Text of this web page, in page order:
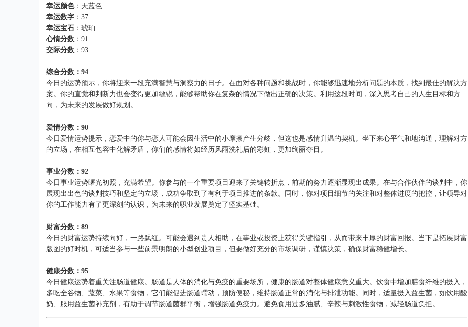
幸运颜色：天蓝色
幸运数字 ：37
幸运宝石 ：琥珀
心情分数 ：91
交际分数 ：93
综合分数：94
今日的运势预示，你将迎来一段充满智慧与洞察力的日子。在面对各种问题和挑战时，你能够迅速地分析问题的本质，找到最佳的解决方
案。你的直觉和判断力也会变得更加敏锐，能够帮助你在复杂的情况下做出正确的决策。利用这段时间，深入思考自己的人生目标和方
向，为未来的发展做好规划。
爱情分数：90
今日爱情运势提示，恋爱中的你与恋人可能会因生活中的小摩擦产生分歧，但这也是感情升温的契机。坐下来心平气和地沟通，理解对方
的立场，在相互包容中化解矛盾，你们的感情将如经历风雨洗礼后的彩虹，更加绚丽夺目。
事业分数：92
今日事业运势曙光初照，充满希望。你参与的一个重要项目迎来了关键转折点，前期的努力逐渐显现出成果。在与合作伙伴的谈判中，你
展现出出色的谈判技巧和坚定的立场，成功争取到了有利于项目推进的条款。同时，你对项目细节的关注和对整体进度的把控，让领导对
你的工作能力有了更深刻的认识，为未来的职业发展奠定了坚实基础。
财富分数：89
今日的财富运势持续向好，一路飘红。可能会遇到贵人相助，在事业或投资上获得关键指引，从而带来丰厚的财富回报。当下是拓展财富
版图的好时机，可适当参与一些前景明朗的小型创业项目，但要做好充分的市场调研，谨慎决策，确保财富稳健增长。
健康分数：95
今日健康运势着重关注肠道健康。肠道是人体的消化与免疫的重要场所，健康的肠道对整体健康意义重大。饮食中增加膳食纤维的摄入，
多吃全谷物、蔬菜、水果等食物，它们能促进肠道蠕动，预防便秘，维持肠道正常的消化与排泄功能。同时，适量摄入益生菌，如饮用酸
奶、服用益生菌补充剂，有助于调节肠道菌群平衡，增强肠道免疫力。避免食用过多油腻、辛辣与刺激性食物，减轻肠道负担。